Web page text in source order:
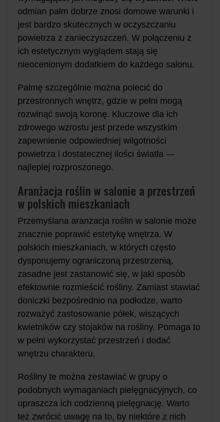
odmian palm dobrze znosi domowe warunki i
jest bardzo skutecznych w oczyszczaniu
powietrza z zanieczyszczeń. W połączeniu z
ich estetycznym wyglądem stają się
nieocenionym dodatkiem do każdego salonu.
Palmę szczególnie można polecić do
przestronnych wnętrz, gdzie w pełni mogą
rozwinąć swoją koronę. Kluczowe dla ich
zdrowego wzrostu jest przede wszystkim
zapewnienie odpowiedniej wilgotności
powietrza i dostatecznej ilości światła —
najlepiej rozproszonego.
Aranżacja roślin w salonie a przestrzeń
w polskich mieszkaniach
Przemyślana aranżacja roślin w salonie może
znacznie poprawić estetykę wnętrza. W
polskich mieszkaniach, w których często
dysponujemy ograniczoną przestrzenią,
zasadne jest zastanowić się, w jaki sposób
efektownie rozmieścić rośliny. Zamiast stawiać
doniczki bezpośrednio na podłodze, warto
rozważyć zastosowanie półek, wiszących
kwietników czy stojaków na rośliny. Pomaga to
w pełni wykorzystać przestrzeń i dodać
wnętrzu charakteru.
Rośliny te można zestawiać w grupy o
podobnych wymaganiach pielęgnacyjnych, co
upraszcza ich codzienną pielęgnację. Warto
też zwrócić uwagę na to, by niektóre z nich